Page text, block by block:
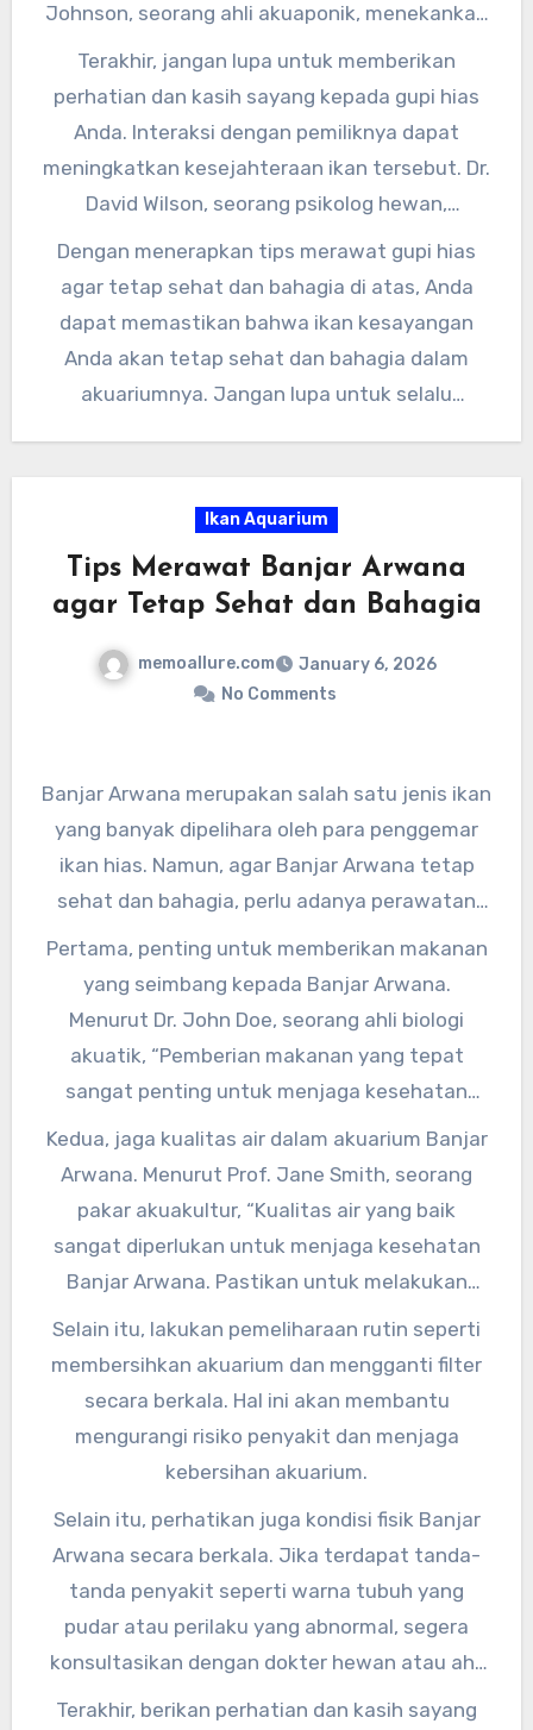
Johnson, seorang ahli akuaponik, menekankan
bahwa “lingkungan yang bersih dan nyaman
akan membantu mengurangi stres pada gupi
hias dan menjaga sistem kekebalan tubuhnya.”
Terakhir, jangan lupa untuk memberikan
perhatian dan kasih sayang kepada gupi hias
Anda. Interaksi dengan pemiliknya dapat
meningkatkan kesejahteraan ikan tersebut. Dr.
David Wilson, seorang psikolog hewan,
menyarankan untuk “berbicara atau
memberikan makanan langsung kepada gupi
hias Anda secara teratur untuk mempererat
ikatan antara pemilik dan ikan.”
Dengan menerapkan tips merawat gupi hias
agar tetap sehat dan bahagia di atas, Anda
dapat memastikan bahwa ikan kesayangan
Anda akan tetap sehat dan bahagia dalam
akuariumnya. Jangan lupa untuk selalu
dalam merawat gupi hias Anda. Semoga artikel
ini bermanfaat bagi Anda para pecinta gupi
hias.
Ikan Aquarium
Tips Merawat Banjar Arwana
agar Tetap Sehat dan Bahagia
memoallure.com
January 6, 2026
No Comments
Banjar Arwana merupakan salah satu jenis ikan
yang banyak dipelihara oleh para penggemar
ikan hias. Namun, agar Banjar Arwana tetap
sehat dan bahagia, perlu adanya perawatan
yang tepat. Berikut ini beberapa tips merawat
Banjar Arwana agar tetap sehat dan bahagia.
Pertama, penting untuk memberikan makanan
yang seimbang kepada Banjar Arwana.
Menurut Dr. John Doe, seorang ahli biologi
akuatik, “Pemberian makanan yang tepat
sangat penting untuk menjaga kesehatan
Banjar Arwana. Pastikan untuk memberikan
makanan yang kaya akan nutrisi dan tidak
berlebihan.”
Kedua, jaga kualitas air dalam akuarium Banjar
Arwana. Menurut Prof. Jane Smith, seorang
pakar akuakultur, “Kualitas air yang baik
sangat diperlukan untuk menjaga kesehatan
Banjar Arwana. Pastikan untuk melakukan
penggantian air secara rutin dan mengontrol
kadar pH serta suhu air.”
Selain itu, lakukan pemeliharaan rutin seperti
membersihkan akuarium dan mengganti filter
secara berkala. Hal ini akan membantu
mengurangi risiko penyakit dan menjaga
kebersihan akuarium.
Selain itu, perhatikan juga kondisi fisik Banjar
Arwana secara berkala. Jika terdapat tanda-
tanda penyakit seperti warna tubuh yang
pudar atau perilaku yang abnormal, segera
konsultasikan dengan dokter hewan atau ahli
ikan hias.
Terakhir, berikan perhatian dan kasih sayang